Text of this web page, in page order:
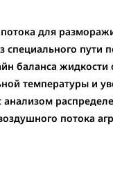
для
специального пути
баланса
температуры и
потока